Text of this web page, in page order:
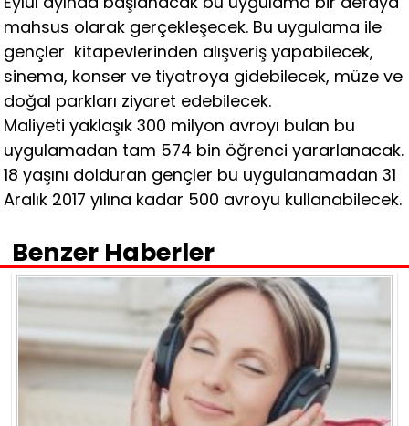
mahsus olarak gerçekleşecek. Bu uygulama ile
gençler kitapevlerinden alışveriş yapabilecek,
sinema, konser ve tiyatroya gidebilecek, müze ve
doğal parkları ziyaret edebilecek.
Maliyeti yaklaşık 300 milyon avroyı bulan bu
uygulamadan tam 574 bin öğrenci yararlanacak.
18 yaşını dolduran gençler bu uygulanamadan 31
Aralık 2017 yılına kadar 500 avroyu kullanabilecek.
Benzer Haberler